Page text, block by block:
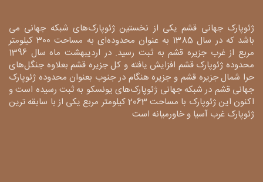
ژئوپارک جهانی قشم یکی از نخستین ژئوپارک‌های شبکه جهانی می
باشد که در سال 1385 به عنوان محدوده‌ای به مساحت 300 کیلومتر
مربع از غرب جزیره قشم به ثبت رسید. در اردیبهشت ماه سال 1396
محدوده ژئوپارک قشم افزایش یافته و کل جزیره قشم بعلاوه جنگل‌های
حرا شمال جزیره قشم و جزیره هنگام در جنوب بعنوان محدوده ژئوپارک
جهانی قشم در شبکه جهانی ژئوپارک‌های یونسکو به ثبت رسیده است و
اکنون این ژئوپارک با مساحت 2063 کیلومتر مربع یکی از با سابقه ترین
ژئوپارک غرب آسیا و خاورمیانه است